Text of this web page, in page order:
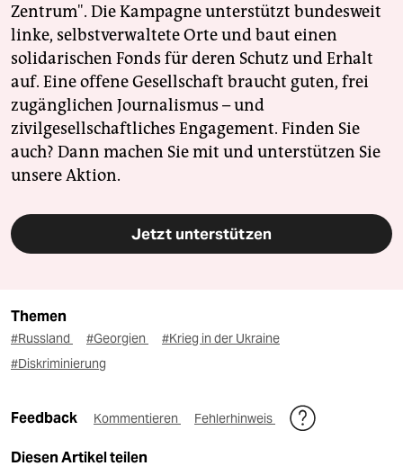
Zentrum". Die Kampagne unterstützt bundesweit
linke, selbstverwaltete Orte und baut einen
solidarischen Fonds für deren Schutz und Erhalt
auf. Eine offene Gesellschaft braucht guten, frei
zugänglichen Journalismus – und
zivilgesellschaftliches Engagement. Finden Sie
auch? Dann machen Sie mit und unterstützen Sie
unsere Aktion.
Jetzt unterstützen
Themen
#Russland #Georgien
#Krieg in der Ukraine
#Diskriminierung
Feedback Kommentieren Fehlerhinweis
Diesen Artikel teilen